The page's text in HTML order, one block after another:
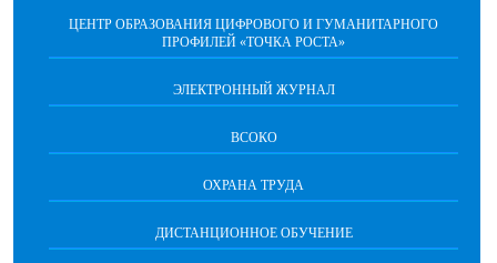
ЦЕНТР ОБРАЗОВАНИЯ ЦИФРОВОГО И ГУМАНИТАРНОГО
ПРОФИЛЕЙ «ТОЧКА РОСТА»
ЭЛЕКТРОННЫЙ ЖУРНАЛ
ВСОКО
ОХРАНА ТРУДА
ДИСТАНЦИОННОЕ ОБУЧЕНИЕ